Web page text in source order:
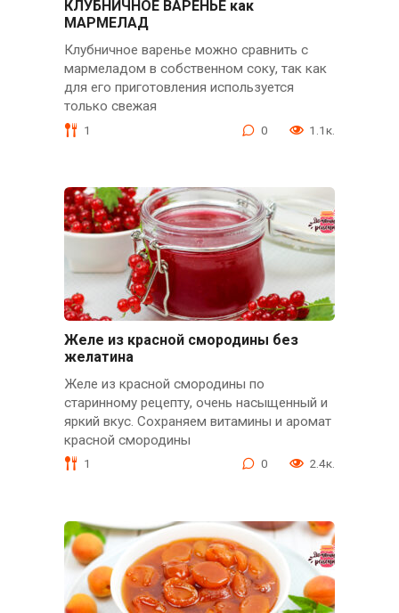
КЛУБНИЧНОЕ ВАРЕНЬЕ как
МАРМЕЛАД
Клубничное варенье можно сравнить с
мармеладом в собственном соку, так как
для его приготовления используется
только свежая
1 0 1.1к.
Желе из красной смородины без
желатина
Желе из красной смородины по
старинному рецепту, очень насыщенный и
яркий вкус. Сохраняем витамины и аромат
красной смородины
1 0 2.4к.